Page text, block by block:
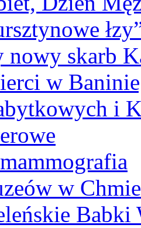
skarb
w
i
w
Babki